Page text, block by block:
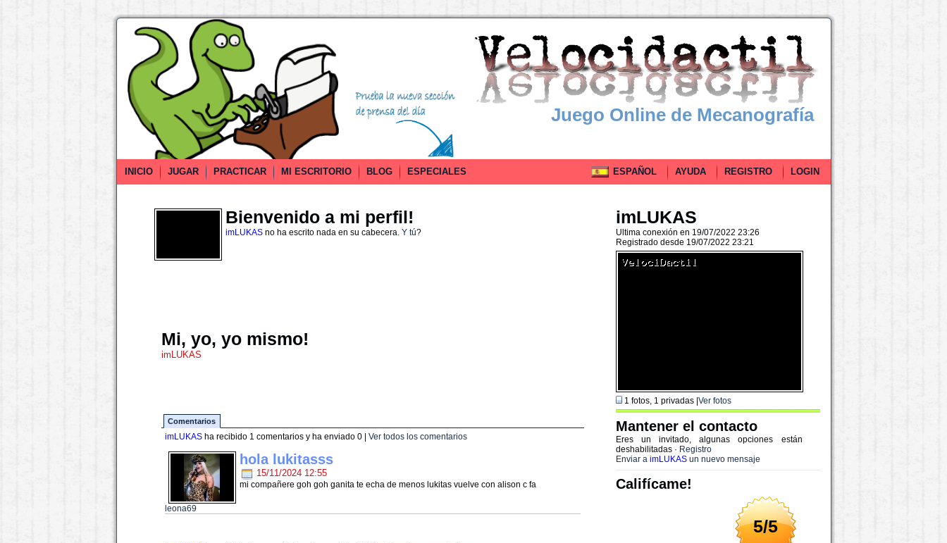
Juego Online de Mecanografía
INICIO JUGAR PRACTICAR MI ESCRITORIO BLOG ESPECIALES ESPAÑOL AYUDA REGISTRO LOGIN
Bienvenido a mi perfil!
imLUKASno ha escrito nada en su cabecera. Y tú?
Mi, yo, yo mismo!
imLUKAS
Comentarios
imLUKASha recibido 1 comentarios y ha enviado 0 Ver todos los comentarios
leona69
hola lukitasss
15/11/2024 12:55
mi compañere goh goh ganita te echa de menos lukitas vuelve con alison c fa
imLUKAS
Ultima conexión en 19/07/2022 23:26
Registrado desde 19/07/2022 23:21
1 fotos, 1 privadas | Ver fotos
Mantener el contacto
Eres un invitado, algunas opciones están
deshabilitadas · Registro
Enviar a imLUKASun nuevo mensaje
Califícame!
5/5